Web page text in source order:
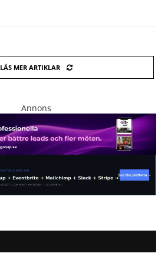
LÄS MER ARTIKLAR
Annons